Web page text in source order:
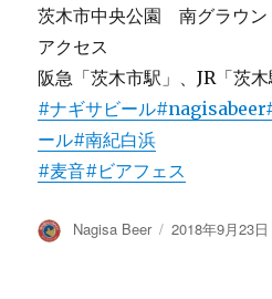
茨木市中央公園 南グラウン
アクセス
阪急「茨木市駅」、JR「茨
#ナギサビール#nagisabeer
ール#南紀白浜
#麦音#ビアフェス
投
Nagisa Beer
投
2018年9月23日